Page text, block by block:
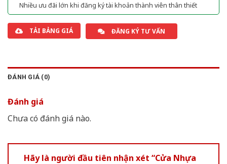
Nhiều ưu đãi lớn khi đăng ký tài khoản thành viên thân thiết
TẢI BẢNG GIÁ ĐĂNG KÝ TƯ VẤN
ĐÁNH GIÁ (0)
Đánh giá
Chưa có đánh giá nào.
Hãy là người đầu tiên nhận xét “Cửa Nhựa